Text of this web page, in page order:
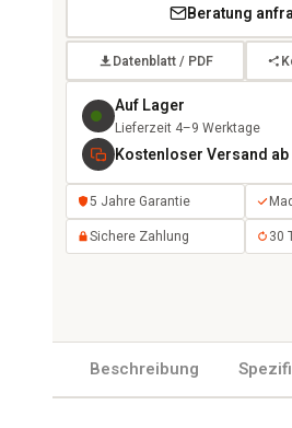
Beratung
Datenblatt / PDF
Auf Lager
Lieferzeit 4–9 Werktage
Kostenloser Versand ab
5 Jahre Garantie
Sichere Zahlung
30
Beschreibung